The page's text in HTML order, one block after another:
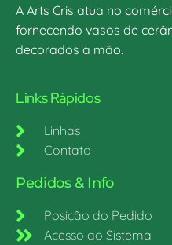
A Arts Cris atua no
fornecendo vasos de
decorados à mão.
Links Rápidos
Linhas
Contato
Pedidos & Info
Posição do Pedido
Acesso ao Sistema